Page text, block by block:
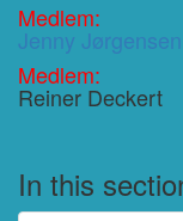
Medlem:
Jenny Jørgensen
Medlem:
Reiner Deckert
In this